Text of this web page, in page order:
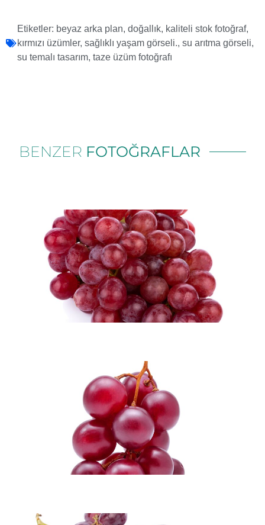
Etiketler: beyaz arka plan, doğallık, kaliteli stok fotoğraf,
kırmızı üzümler, sağlıklı yaşam görseli., su arıtma görseli,
su temalı tasarım, taze üzüm fotoğrafı
BENZER FOTOĞRAFLAR